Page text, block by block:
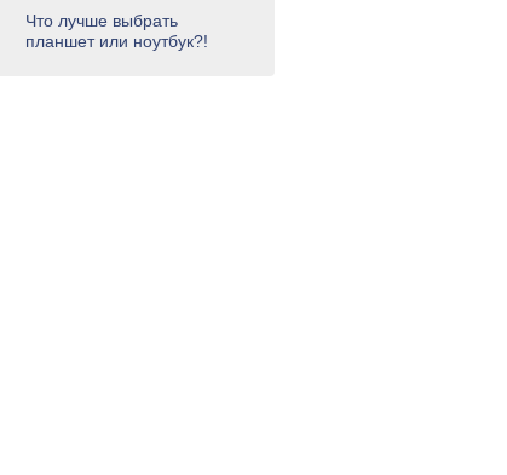
Что лучше выбрать
планшет или ноутбук?!